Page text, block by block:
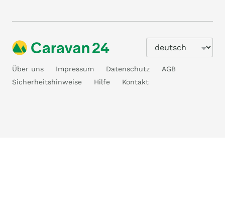
Über uns Impressum Datenschutz
AGB
Sicherheitshinweise
Hilfe Kontakt